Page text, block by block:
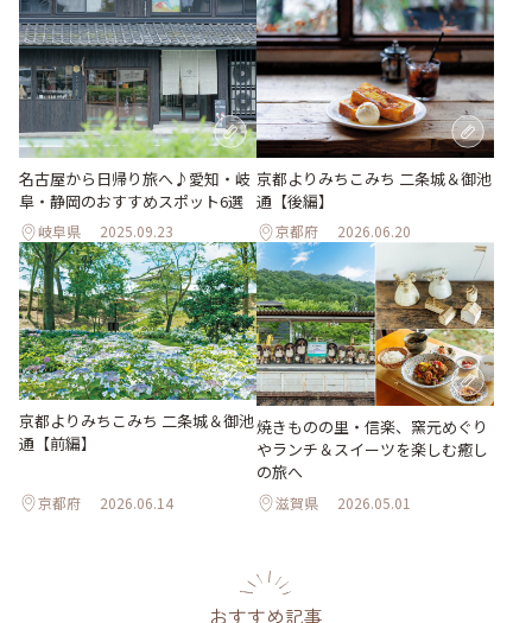
名古屋から日帰り旅へ♪愛知・岐
阜・静岡のおすすめスポット6選
岐阜県 2025.09.23
京都よりみちこみち 二条城＆御池
通【後編】
京都府 2026.06.20
京都よりみちこみち 二条城＆御池
通【前編】
京都府 2026.06.14
焼きものの里・信楽、窯元めぐり
やランチ＆スイーツを楽しむ癒し
の旅へ
滋賀県 2026.05.01
おすすめ記事